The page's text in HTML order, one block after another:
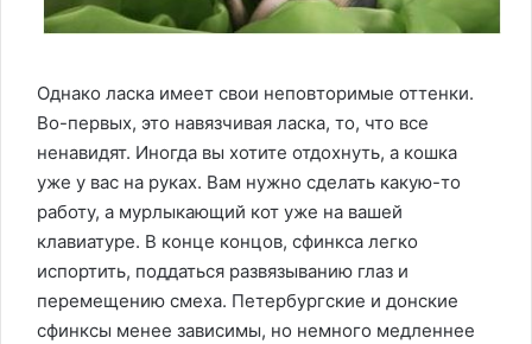
Однако ласка имеет свои неповторимые оттенки.
Во-первых, это навязчивая ласка, то, что все
ненавидят. Иногда вы хотите отдохнуть, а кошка
уже у вас на руках. Вам нужно сделать какую-то
работу, а мурлыкающий кот уже на вашей
клавиатуре. В конце концов, сфинкса легко
испортить, поддаться развязыванию глаз и
перемещению смеха. Петербургские и донские
сфинксы менее зависимы, но немного медленнее